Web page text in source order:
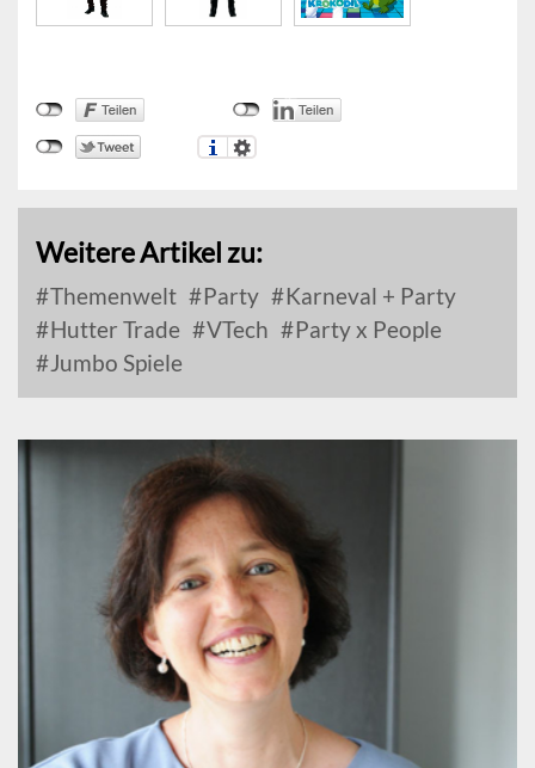
Weitere Artikel zu:
Themenwelt Party
Karneval + Party
Hutter Trade
VTech
Party x People
Jumbo Spiele